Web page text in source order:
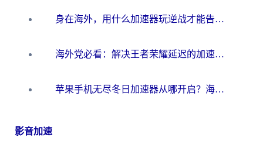
身在海外，用什么加速器玩逆战才能告别延迟？
海外党必看：解决王者荣耀延迟的加速器终极指南——从EVE到猫和老鼠，一个工具全搞定
苹果手机无尽冬日加速器从哪开启？海外玩家的冬日生存指南
影音加速